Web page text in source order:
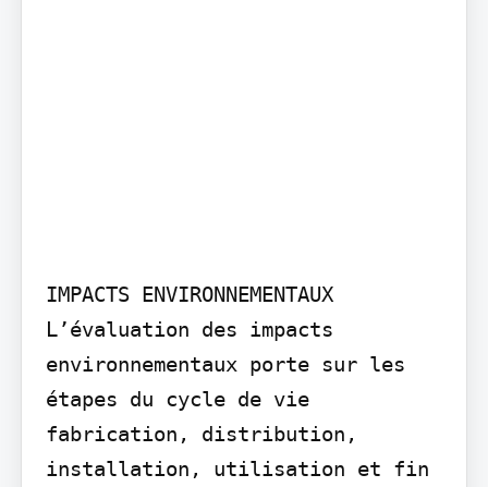
IMPACTS ENVIRONNEMENTAUX
L’évaluation des impacts
environnementaux porte sur les
étapes du cycle de vie
fabrication, distribution,
installation, utilisation et fin